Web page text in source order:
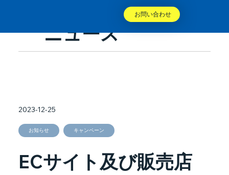
お問い合わせ
ニュース
ECサイト及び販売店
お知らせ キャンペーン
2023-12-25